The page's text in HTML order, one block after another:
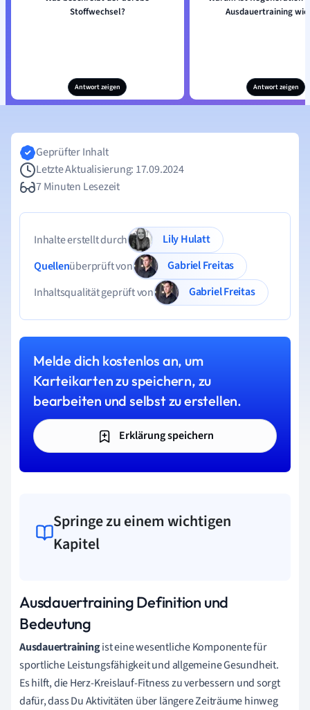
Stoffwechsel?
Antwort zeigen
Ausdauertraining
Antwort zeigen
Geprüfter Inhalt
Letzte Aktualisierung: 17.09.2024
7 Minuten Lesezeit
Inhalte erstellt durch
Lily Hulatt
Quellenüberprüft von
Gabriel Freitas
Inhaltsqualität geprüft von
Gabriel Freitas
Melde dich kostenlos an, um
Karteikarten zu speichern, zu
bearbeiten und selbst zu erstellen.
Erklärung speichern
Springe zu einem wichtigen
Kapitel
Ausdauertraining Definition und
Bedeutung
Ausdauertrainingist eine wesentliche Komponente für
sportliche Leistungsfähigkeit und allgemeine Gesundheit.
Es hilft, die Herz-Kreislauf-Fitness zu verbessern und sorgt
dafür, dass Du Aktivitäten über längere Zeiträume hinweg